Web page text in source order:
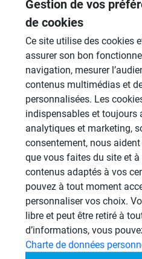
Revêtement Finition
Douches à l'Italienne
1485 Sujets
Cabines de hammam
26 Sujets
Systèmes de panneaux
1206 Sujets
Aménagement
21 Sujets
Autres
949 Sujets
Gestion de vos
de cookies
Ce site utilise des cookies
assurer son bon
navigation, mesurer
contenus multimédias et
personnalisées. Les
indispensables et toujours
analytiques et marketing,
consentement, nous
que vous faites du site et
contenus adaptés à vos
pouvez à tout moment
personnaliser vos choix.
libre et peut être retiré à
d’informations, vous
Charte de données